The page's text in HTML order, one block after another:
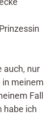
auch, nur
in meinem
Fall
habe ich